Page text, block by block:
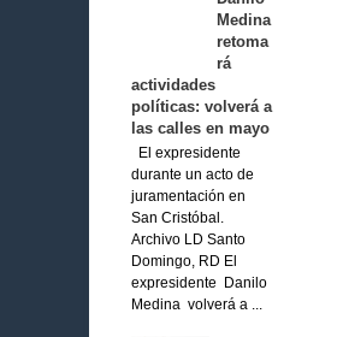
Medina
retoma
rá
actividades
políticas: volverá a
las calles en mayo
El expresidente
durante un acto de
juramentación en
San Cristóbal.
Archivo LD Santo
Domingo, RD El
expresidente Danilo
Medina volverá a ...